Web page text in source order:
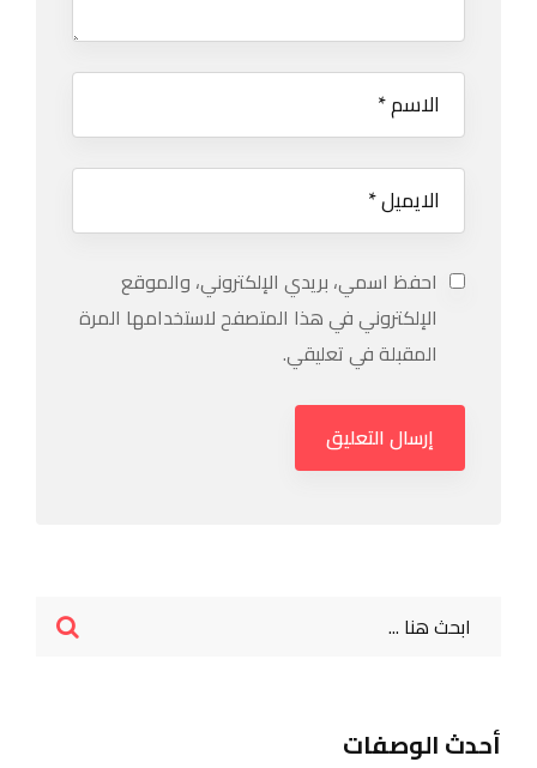
احفظ اسمي، بريدي الإلكتروني، والموقع
الإلكتروني في هذا المتصفح لاستخدامها المرة
المقبلة في تعليقي.
أحدث الوصفات